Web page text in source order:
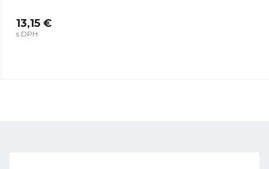
13,15 €
s DPH